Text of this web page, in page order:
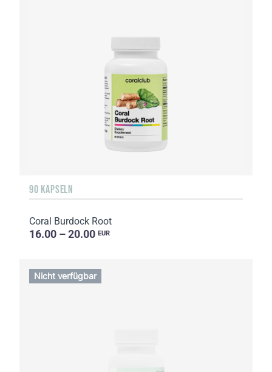
90 KAPSELN
Coral Burdock Root
16.00 – 20.00 EUR
Nicht verfügbar